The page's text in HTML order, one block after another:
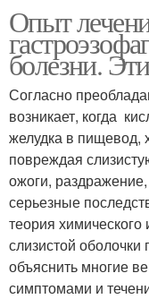
Опыт
болезни.
Согласно
возникает, когда
желудка в пищевод,
повреждая
ожоги,
серьезные
теория
слизистой
объяснить многие
симптомами и